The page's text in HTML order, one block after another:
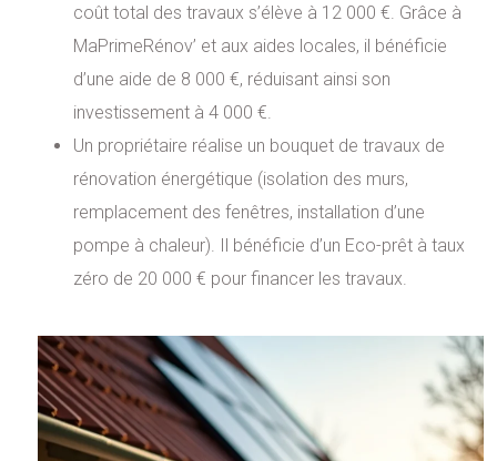
coût total des travaux s’élève à 12 000 €. Grâce à
MaPrimeRénov’ et aux aides locales, il bénéficie
d’une aide de 8 000 €, réduisant ainsi son
investissement à 4 000 €.
Un propriétaire réalise un bouquet de travaux de
rénovation énergétique (isolation des murs,
remplacement des fenêtres, installation d’une
pompe à chaleur). Il bénéficie d’un Eco-prêt à taux
zéro de 20 000 € pour financer les travaux.